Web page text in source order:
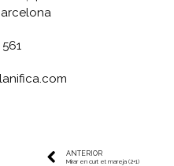
ANTERIOR
Mirar en curt et mareja (2+1)